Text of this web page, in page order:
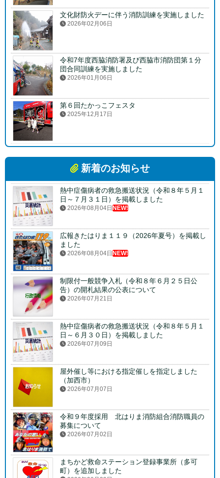
文化財防火デーに伴う消防訓練を実施しました
2026年02月06日
令和7年度西脇消防署及び西脇市消防団第１分
団合同訓練を実施しました
2026年01月06日
第６回たかっこフェスタ
2025年12月17日
新着のお知らせ
熱中症傷病者の救急搬送状況（令和８年５月１
日～７月３１日）を掲載しました
2026年08月04日 NEW!
広報きたはりま１１９（2026年夏号）を掲載し
ました
2026年08月04日 NEW!
制限付一般競争入札（令和８年６月２５日公
告）の開札結果の公表について
2026年07月21日
熱中症傷病者の救急搬送状況（令和８年５月１
日～６月３０日）を掲載しました
2026年07月09日
屋外催し等における指定催しを指定しました
（加西市）
2026年07月07日
令和９年度採用 北はりま消防組合消防職員の
募集について
2026年07月02日
まちかど救命ステーション登録事業所（多可
町）を追加しました